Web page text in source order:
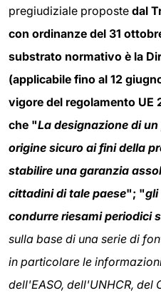
pregiudiziale proposte dal
con ordinanze del 31
substrato normativo è la
(applicabile fino al 12
vigore del regolamento UE
che "La designazione di
origine sicuro ai fini della
stabilire una garanzia
cittadini di tale paese"; "gli
condurre riesami periodici
sulla base di una serie di
in particolare le
dell'EASO, dell'UNHCR,